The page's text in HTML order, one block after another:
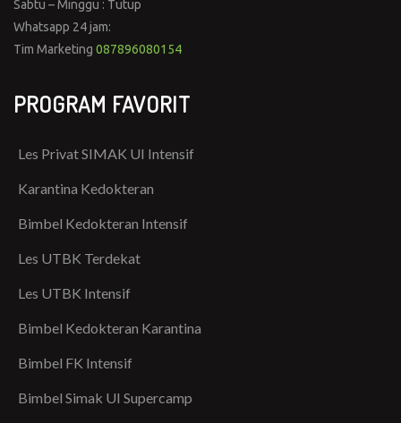
Sabtu – Minggu : Tutup
Whatsapp 24 jam:
Tim Marketing 087896080154
PROGRAM FAVORIT
Les Privat SIMAK UI Intensif
Karantina Kedokteran
Bimbel Kedokteran Intensif
Les UTBK Terdekat
Les UTBK Intensif
Bimbel Kedokteran Karantina
Bimbel FK Intensif
Bimbel Simak UI Supercamp